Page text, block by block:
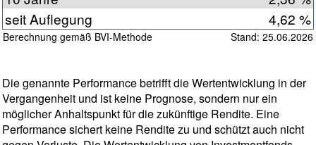
seit Auflegung
4,62 %
Berechnung gemäß BVI-Methode Stand: 25.06.2026
Die genannte Performance betrifft die Wertentwicklung in der
Vergangenheit und ist keine Prognose, sondern nur ein
möglicher Anhaltspunkt für die zukünftige Rendite. Eine
Performance sichert keine Rendite zu und schützt auch nicht